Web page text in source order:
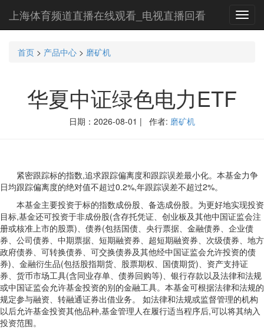
上海体育频道直播在线观看_电视直播回看
首页 > 产品中心 > 磨矿机
华夏中证绿色电力ETF
日期：2026-08-01 | 作者: 磨矿机
紧密跟踪标的指数,追求跟踪偏离度和跟踪误差最小化。本基金力争
日均跟踪偏离度的绝对值不超过0.2%,年跟踪误差不超过2%。
本基金主要投资于标的指数成份股、备选成份股。为更好地实现投资
目标,基金还可投资于非成份股(含存托凭证、创业板及其他中国证监会注
册或核准上市的股票)、债券(包括国债、央行票据、金融债券、企业债
券、公司债券、中期票据、短期融资券、超短期融资券、次级债券、地方
政府债券、可转换债券、可交换债券及其他经中国证监会允许投资的债
券)、金融衍生品(包括股指期货、股票期权、国债期货)、资产支持证
券、货币市场工具(含同业存单、债券回购等)、银行存款以及法律和法规
或中国证监会允许基金投资的别的金融工具。本基金可根据法律和法规的
规定参与融资、转融通证券出借业务。 如法律和法规或监督管理的机构
以后允许基金投资其他品种,基金管理人在履行适当程序后,可以将其纳入
投资范围。